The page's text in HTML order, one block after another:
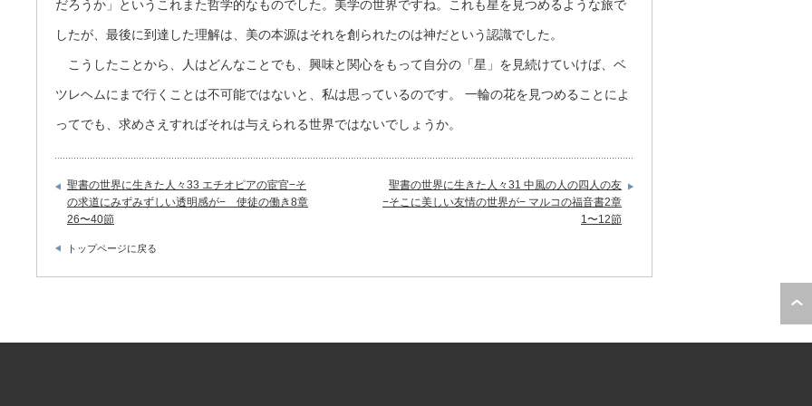
だろうか」というこれまた哲学的なものでした。美学の世界ですね。これも星を見つめるような旅で
したが、最後に到達した理解は、美の本源はそれを創られたのは神だという認識でした。
こうしたことから、人はどんなことでも、興味と関心をもって自分の「星」を見続けていけば、ベ
ツレヘムにまで行くことは不可能ではないと、私は思っているのです。 一輪の花を見つめることによ
ってでも、求めさえすればそれは与えられる世界ではないでしょうか。
聖書の世界に生きた人々31 中風の人の四人の友
−そこに美しい友情の世界が− マルコの福音書2章
1〜12節
聖書の世界に生きた人々33 エチオピアの宦官−そ
の求道にみずみずしい透明感が− 使徒の働き8章
26〜40節
トップページに戻る